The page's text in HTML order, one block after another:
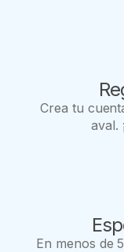
Crea tu
aval.
En menos de